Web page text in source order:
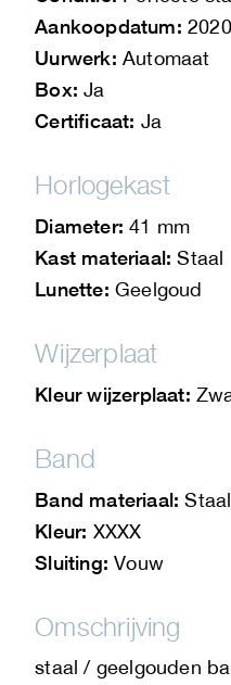
Aankoopdatum: 2020
Uurwerk: Automaat
Box: Ja
Certificaat: Ja
Horlogekast
Diameter: 41 mm
Kast materiaal: Staal
Lunette: Geelgoud
Wijzerplaat
Kleur wijzerplaat:
Band
Band materiaal:
Kleur: XXXX
Sluiting: Vouw
Omschrijving
staal / geelgouden